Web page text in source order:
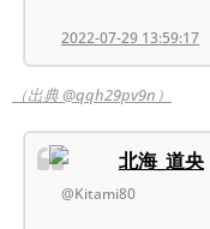
2022-07-29 13:59:17
（出典 @qqh29pv9n）
北海_道央
@Kitami80